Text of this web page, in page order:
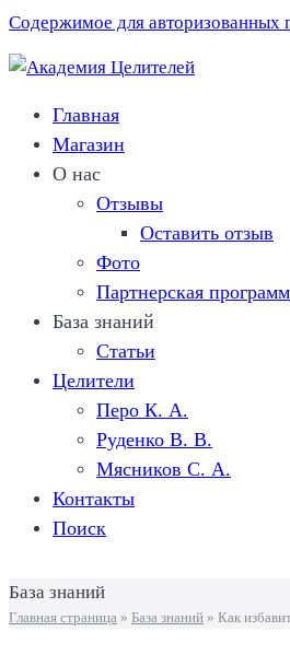
Содержимое для авторизованных
Главная
Магазин
О нас
Отзывы
Оставить отзыв
Фото
Партнерская
База знаний
Статьи
Целители
Перо К. A.
Руденко В. В.
Мясников C. А.
Контакты
Поиск
База знаний
Главная страница » База знаний » Как